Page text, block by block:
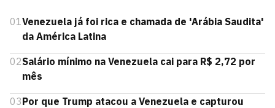
01 Venezuela já foi rica e chamada de 'Arábia Saudita'
da América Latina
02Salário mínimo na Venezuela cai para R$ 2,72 por
mês
03Por que Trump atacou a Venezuela e capturou